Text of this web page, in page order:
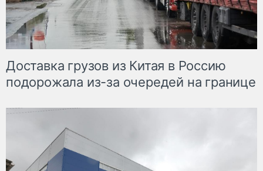
Доставка грузов из Китая в Россию
подорожала из-за очередей на границе